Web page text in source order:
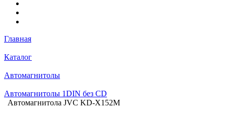
Главная
Каталог
Автомагнитолы
Автомагнитолы 1DIN без CD
Автомагнитола JVC KD-X152M